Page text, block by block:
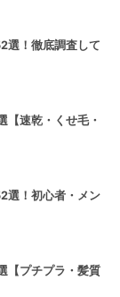
選！徹底調査して
【速乾・くせ毛・
選！初心者・メン
【プチプラ・髪質